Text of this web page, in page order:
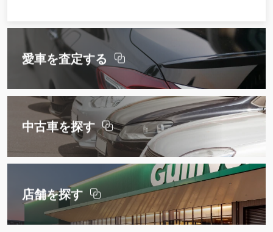
愛車を査定する
中古車を探す
店舗を探す